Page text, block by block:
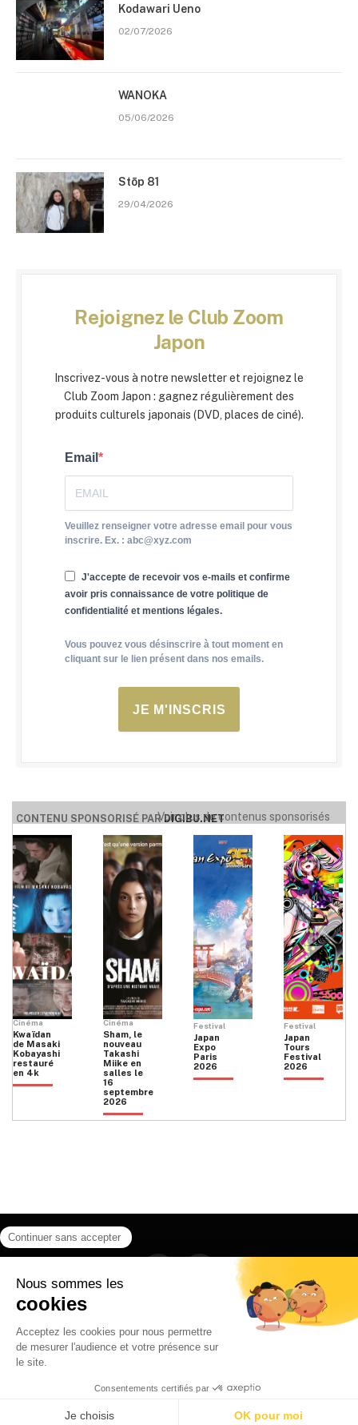
Kodawari Ueno
02/07/2026
WANOKA
05/06/2026
Stōp 81
29/04/2026
Rejoignez le Club Zoom
Japon
Inscrivez-vous à notre newsletter et rejoignez le
Club Zoom Japon : gagnez régulièrement des
produits culturels japonais (DVD, places de ciné).
Email
Veuillez renseigner votre adresse email pour vous
inscrire. Ex. : abc@xyz.com
J'accepte de recevoir vos e-mails et confirme
avoir pris connaissance de votre politique de
confidentialité et mentions légales.
Vous pouvez vous désinscrire à tout moment en
cliquant sur le lien présent dans nos emails.
JE M'INSCRIS
CONTENU SPONSORISÉ PARDIGIBU.NET
Voir plus de contenus sponsorisés
Cinéma
Kwaïdan
de Masaki
Kobayashi
restauré
en 4k
Cinéma
Sham, le
nouveau
Takashi
Miike en
salles le
16
septembre
2026
Festival
Japan
Expo
Paris
2026
Festival
Japan
Tours
Festival
2026
Instagram
CONTACT
POLITIQUE DE CONFIDENTIALITÉ
© 2026 Ilyfunet communication